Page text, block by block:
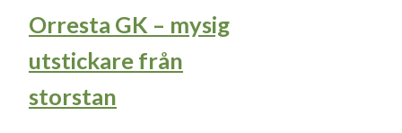
Orresta GK – mysig
utstickare från
storstan